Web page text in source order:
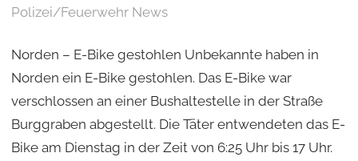
Polizei/Feuerwehr News
Norden – E-Bike gestohlen Unbekannte haben in
Norden ein E-Bike gestohlen. Das E-Bike war
verschlossen an einer Bushaltestelle in der Straße
Burggraben abgestellt. Die Täter entwendeten das E-
Bike am Dienstag in der Zeit von 6:25 Uhr bis 17 Uhr.